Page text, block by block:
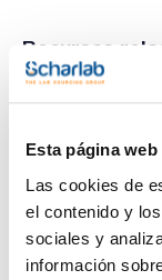
Esta página
Las cookies de
el contenido y
sociales y
información
Recursos
Vídeo